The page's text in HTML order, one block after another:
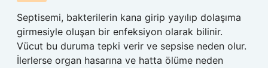
Septisemi, bakterilerin kana girip yayılıp dolaşıma
girmesiyle oluşan bir enfeksiyon olarak bilinir.
Vücut bu duruma tepki verir ve sepsise neden olur.
İlerlerse organ hasarına ve hatta ölüme neden